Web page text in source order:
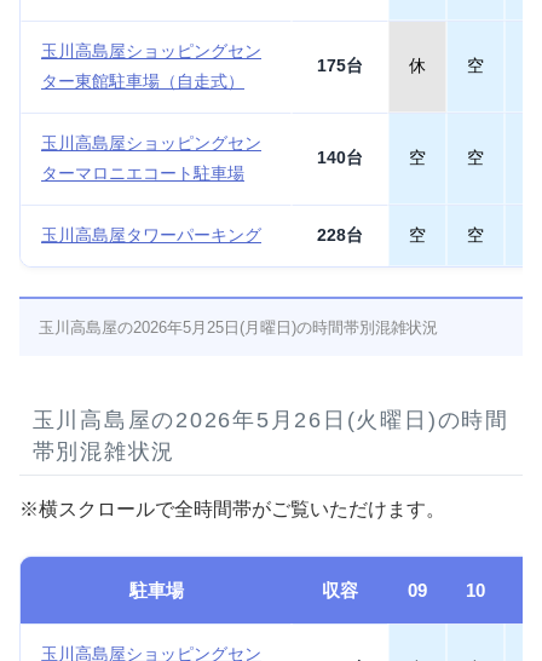
玉川高島屋ショッピングセン
ター東館駐車場（自走式）
175台 休 空
玉川高島屋ショッピングセン
ターマロニエコート駐車場
140台 空 空
玉川高島屋タワーパーキング 228台 空 空
玉川高島屋の2026年5月25日(月曜日)の時間帯別混雑状況
玉川高島屋の2026年5月26日(火曜日)の時間
帯別混雑状況
※横スクロールで全時間帯がご覧いただけます。
駐車場 収容 09 10
玉川高島屋ショッピングセン